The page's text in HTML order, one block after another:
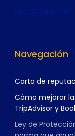
Navegación
Carta de
Cómo mejorar
TripAdvisor y
Ley de